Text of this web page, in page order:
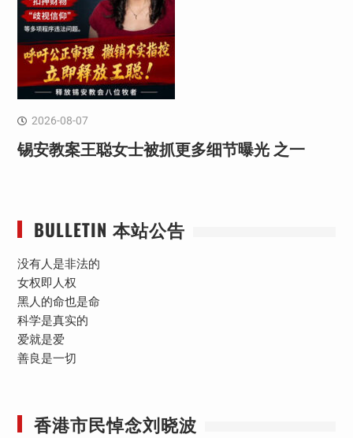
2026-08-07
锡安教案王聪女士被抓更多细节曝光 之一
BULLETIN 本站公告
没有人是非法的
女权即人权
黑人的命也是命
科学是真实的
爱就是爱
善良是一切
香港市民悼念刘晓波